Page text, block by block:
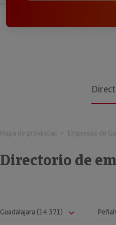
Mapa de provincias Empresas de
Directorio de